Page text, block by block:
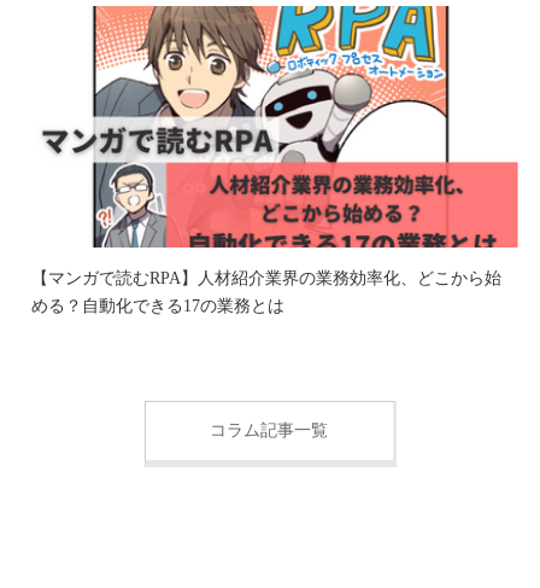
【マンガで読むRPA】人材紹介業界の業務効率化、どこから始
める？自動化できる17の業務とは
コラム記事一覧